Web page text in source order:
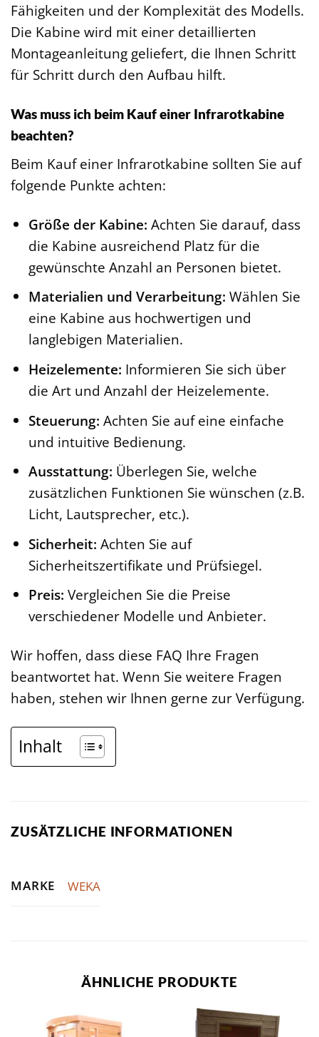
Fähigkeiten und der Komplexität des Modells.
Die Kabine wird mit einer detaillierten
Montageanleitung geliefert, die Ihnen Schritt
für Schritt durch den Aufbau hilft.
Was muss ich beim Kauf einer Infrarotkabine
beachten?
Beim Kauf einer Infrarotkabine sollten Sie auf
folgende Punkte achten:
Größe der Kabine: Achten Sie darauf, dass
die Kabine ausreichend Platz für die
gewünschte Anzahl an Personen bietet.
Materialien und Verarbeitung: Wählen Sie
eine Kabine aus hochwertigen und
langlebigen Materialien.
Heizelemente: Informieren Sie sich über
die Art und Anzahl der Heizelemente.
Steuerung: Achten Sie auf eine einfache
und intuitive Bedienung.
Ausstattung: Überlegen Sie, welche
zusätzlichen Funktionen Sie wünschen (z.B.
Licht, Lautsprecher, etc.).
Sicherheit: Achten Sie auf
Sicherheitszertifikate und Prüfsiegel.
Preis: Vergleichen Sie die Preise
verschiedener Modelle und Anbieter.
Wir hoffen, dass diese FAQ Ihre Fragen
beantwortet hat. Wenn Sie weitere Fragen
haben, stehen wir Ihnen gerne zur Verfügung.
Inhalt
ZUSÄTZLICHE INFORMATIONEN
MARKE WEKA
ÄHNLICHE PRODUKTE